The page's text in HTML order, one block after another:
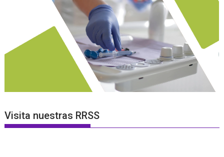
Visita nuestras RRSS